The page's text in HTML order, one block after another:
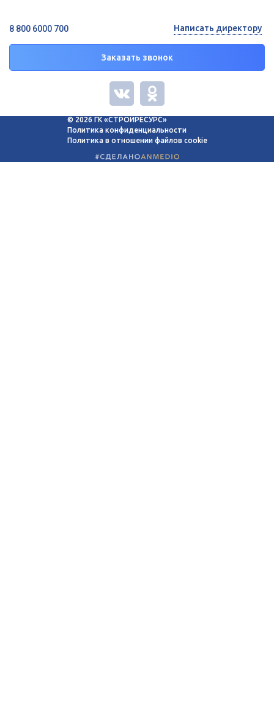
8 800 6000 700
Заказать звонок
Написать директору
© 2026 ГК «СТРОЙРЕСУРС»
Политика конфиденциальности
Политика в отношении файлов cookie